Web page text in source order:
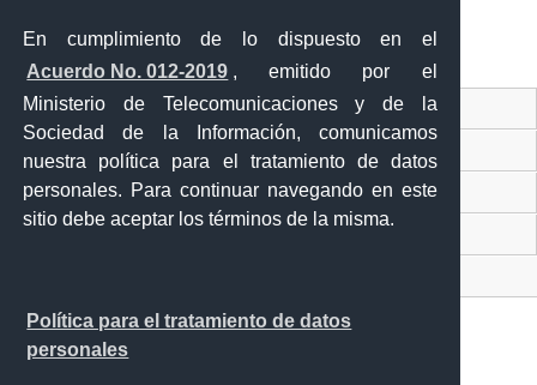
En cumplimiento de lo dispuesto en el
Acuerdo No. 012-2019 , emitido por el
Ministerio de Telecomunicaciones y de la
Sociedad de la Información, comunicamos
nuestra política para el tratamiento de datos
personales. Para continuar navegando en este
sitio debe aceptar los términos de la misma.
Política para el tratamiento de datos
personales
Ventanilla Única Virtual
Ventanilla Única de Comercio Exterior
Gobierno Abierto